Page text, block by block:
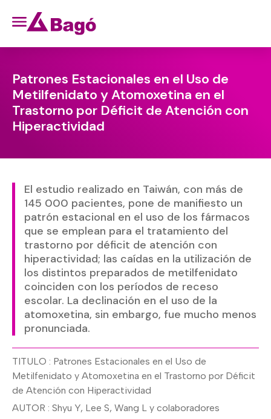
Patrones Estacionales en el Uso de
Metilfenidato y Atomoxetina en el
Trastorno por Déficit de Atención con
Hiperactividad
El estudio realizado en Taiwán, con más de
145 000 pacientes, pone de manifiesto un
patrón estacional en el uso de los fármacos
que se emplean para el tratamiento del
trastorno por déficit de atención con
hiperactividad; las caídas en la utilización de
los distintos preparados de metilfenidato
coinciden con los períodos de receso
escolar. La declinación en el uso de la
atomoxetina, sin embargo, fue mucho menos
pronunciada.
TITULO : Patrones Estacionales en el Uso de
Metilfenidato y Atomoxetina en el Trastorno por Déficit
de Atención con Hiperactividad
AUTOR : Shyu Y, Lee S, Wang L y colaboradores